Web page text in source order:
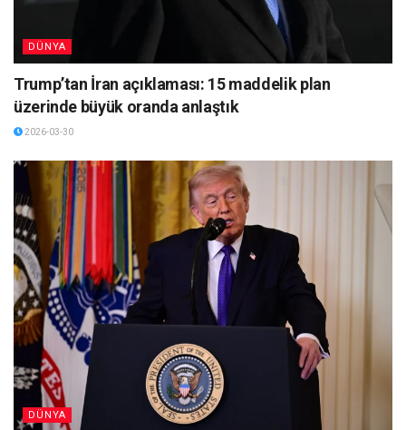
DÜNYA
Trump’tan İran açıklaması: 15 maddelik plan
üzerinde büyük oranda anlaştık
2026-03-30
DÜNYA